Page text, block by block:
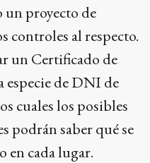
un proyecto de
controles al respecto.
un Certificado de
de DNI de
cuales los posibles
podrán saber qué se
en cada lugar.